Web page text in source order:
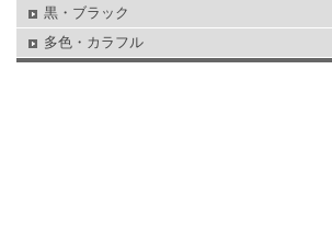
黒・ブラック
多色・カラフル